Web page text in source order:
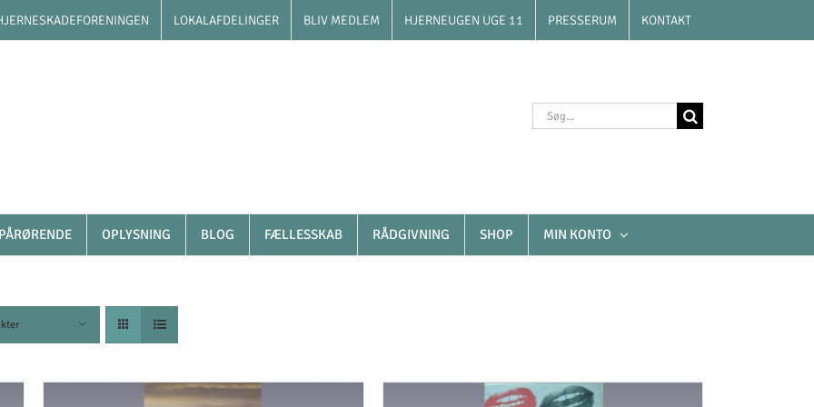
LOKALAFDELINGER BLIV MEDLEM HJERNEUGEN UGE 11 PRESSERUM KONTAKT
Søg
PÅRØRENDE OPLYSNING BLOG FÆLLESSKAB RÅDGIVNING SHOP MIN KONTO